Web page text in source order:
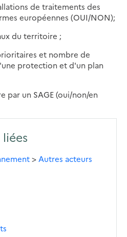
de traitements des
européennes (OUI/NON);
du territoire ;
et nombre de
protection et d'un plan
un SAGE (oui/non/en
> Autres acteurs